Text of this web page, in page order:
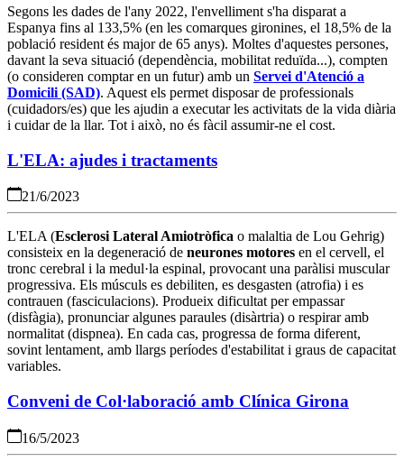
Segons les dades de l'any 2022, l'envelliment s'ha disparat a
Espanya fins al 133,5% (en les comarques gironines, el 18,5% de la
població resident és major de 65 anys). Moltes d'aquestes persones,
davant la seva situació (dependència, mobilitat reduïda...), compten
(o consideren comptar en un futur) amb un Servei d'Atenció a
Domicili (SAD). Aquest els permet disposar de professionals
(cuidadors/es) que les ajudin a executar les activitats de la vida diària
i cuidar de la llar. Tot i això, no és fàcil assumir-ne el cost.
L'ELA: ajudes i tractaments
21/6/2023
L'ELA (Esclerosi Lateral Amiotròfica o malaltia de Lou Gehrig)
consisteix en la degeneració de neurones motores en el cervell, el
tronc cerebral i la medul·la espinal, provocant una paràlisi muscular
progressiva. Els músculs es debiliten, es desgasten (atrofia) i es
contrauen (fasciculacions). Produeix dificultat per empassar
(disfàgia), pronunciar algunes paraules (disàrtria) o respirar amb
normalitat (dispnea). En cada cas, progressa de forma diferent,
sovint lentament, amb llargs períodes d'estabilitat i graus de capacitat
variables.
Conveni de Col·laboració amb Clínica Girona
16/5/2023